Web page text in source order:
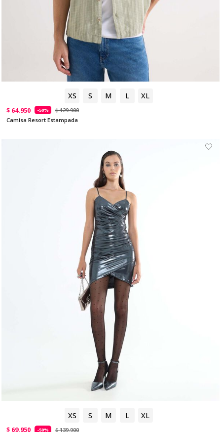
XS S M L XL
$ 64.950 -50%
$ 129.900
Camisa Resort Estampada
XS S M L XL
$ 69.950 -50% $ 139.900